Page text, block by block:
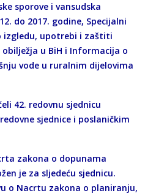
sporove i vansudska
do 2017. godine, Specijalni
izgledu, upotrebi i zaštiti
u BiH i Informacija o
vode u ruralnim dijelovima
42. redovnu sjednicu
sjednice i poslaničkim
zakona o dopunama
je za sljedeću sjednicu.
o Nacrtu zakona o planiranju,